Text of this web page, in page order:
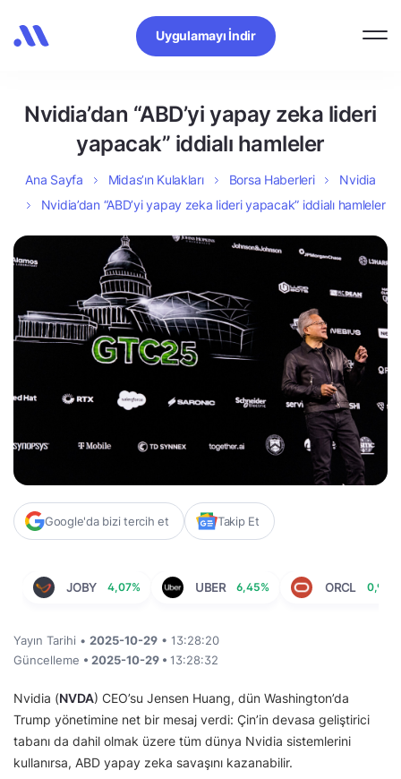
Uygulamayı İndir
Nvidia’dan “ABD’yi yapay zeka lideri
yapacak” iddialı hamleler
Ana Sayfa Midas’ın Kulakları Borsa Haberleri
Nvidia
Nvidia’dan “ABD’yi yapay zeka lideri yapacak” iddialı hamleler
Google'da bizi tercih et Takip Et
JOBY 4,07% UBER 6,45% ORCL 0,97%
Yayın Tarihi • 2025-10-29 • 13:28:20
Güncelleme • 2025-10-29 • 13:28:32
Nvidia (NVDA) CEO’su Jensen Huang, dün Washington’da
Trump yönetimine net bir mesaj verdi: Çin’in devasa geliştirici
tabanı da dahil olmak üzere tüm dünya Nvidia sistemlerini
kullanırsa, ABD yapay zeka savaşını kazanabilir.